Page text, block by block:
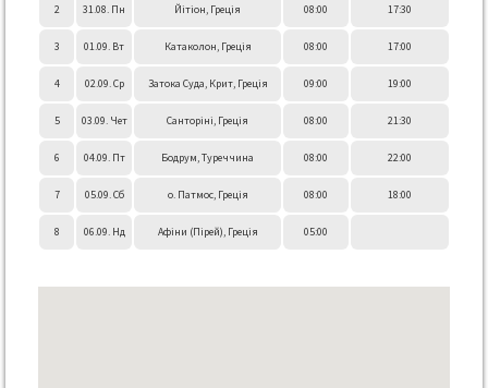
2 31.08. Пн Йітіон, Греція 08:00 17:30
3 01.09. Вт Катаколон, Греція 08:00 17:00
4 02.09. Ср Затока Суда, Крит, Греція 09:00 19:00
5 03.09. Чет Санторіні, Греція 08:00 21:30
6 04.09. Пт Бодрум, Туреччина 08:00 22:00
7 05.09. Сб о. Патмос, Греція 08:00 18:00
8 06.09. Нд Афіни (Пірей), Греція 05:00